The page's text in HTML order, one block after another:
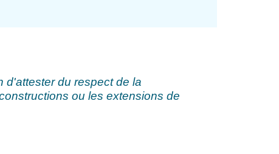
d'attester du respect de la
ou les extensions de